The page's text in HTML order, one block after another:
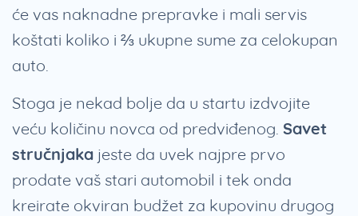
će vas naknadne prepravke i mali servis
koštati koliko i ⅔ ukupne sume za celokupan
auto.
Stoga je nekad bolje da u startu izdvojite
veću količinu novca od predviđenog. Savet
stručnjaka jeste da uvek najpre prvo
prodate vaš stari automobil i tek onda
kreirate okviran budžet za kupovinu drugog